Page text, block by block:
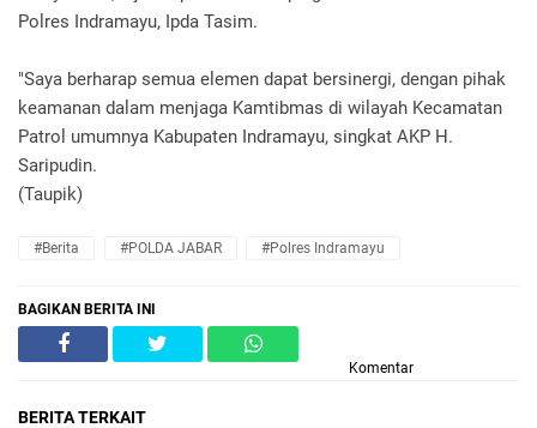
Polres Indramayu, Ipda Tasim.
"Saya berharap semua elemen dapat bersinergi, dengan pihak
keamanan dalam menjaga Kamtibmas di wilayah Kecamatan
Patrol umumnya Kabupaten Indramayu, singkat AKP H.
Saripudin.
(Taupik)
#Berita #POLDA JABAR #Polres Indramayu
BAGIKAN BERITA INI
Komentar
BERITA TERKAIT